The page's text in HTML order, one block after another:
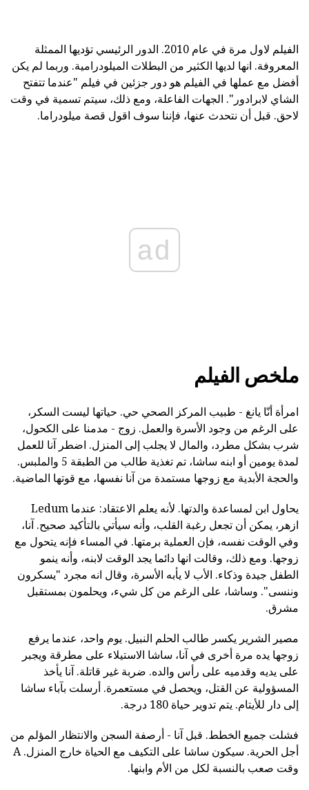
الفيلم لاول مرة في عام 2010. الدور الرئيسي تؤديها الممثلة
المعروفة. انها لديها الكثير من البطلات الميلودرامية. وربما لم يكن
أفضل مع عملها في الفيلم هو دور جزئين في فيلم "عندما تتفتح
الشاي لابرادور". الجهات الفاعلة، ومع ذلك، سيتم تسمية في وقت
لاحق. قبل أن نتحدث عنها، فإننا سوف اقول قصة ميلودراما.
ad
ملخص الفيلم
امرأة أنّا يانغ - طبيب المركز الصحي حي. حياتها ليست السكر،
على الرغم من وجود الأسرة والعمل. زوج - مدمنا على الكحول،
شرب بشكل مطرد، والمال لا يجلب إلى المنزل. اضطر آنا للعمل
لمدة يومين أو ابنه ساشا، تم تغذية طالب من الطبقة 5 والملبس.
والحجة الأبدية مع زوجها مستمدة من آنا نفسها، مع قوتها الماضية.
يحاول ابن لمساعدة والدتها. لأنه يعلم الاعتقاد: عندما Ledum
ازهر، يمكن أن تجعل رغبة القلب، وأنه سيأتي بالتأكيد صحيح. آنا،
وفي الوقت نفسه، فإن العملية برمتها. في المساء فإنه يتحول مع
زوجها. ومع ذلك، وقالت انها دائما يجد الوقت لابنه، وأنه ينمو
الطفل جيدة وذكاء. الأب لا يأبه الأسرة، وقال انه مجرد "يسكرون
وننسى". وساشا، على الرغم من كل شيء، ويحلمون بمستقبل
مشرق.
مصير الشرير يكسر طالب الحلم النبيل. يوم واحد، عندما يرفع
زوجها يده مرة أخرى في آنا، ساشا الاستيلاء على مطرقة ويجبر
على يديه وقدميه على رأس والده. ضربة غير قاتلة. آنا يأخذ
المسؤولية عن القتل، ويحصل في مستعمرة. أرسلت بآباء ساشا
إلى دار للأيتام. يتم تدوير حياة 180 درجة.
فشلت جميع الخطط. قبل آنا - أرصفة السجن والانتظار المؤلم من
أجل الحرية. سيكون ساشا على التكيف مع الحياة خارج المنزل. A
وقت صعب بالنسبة لكل من الأم وابنها.